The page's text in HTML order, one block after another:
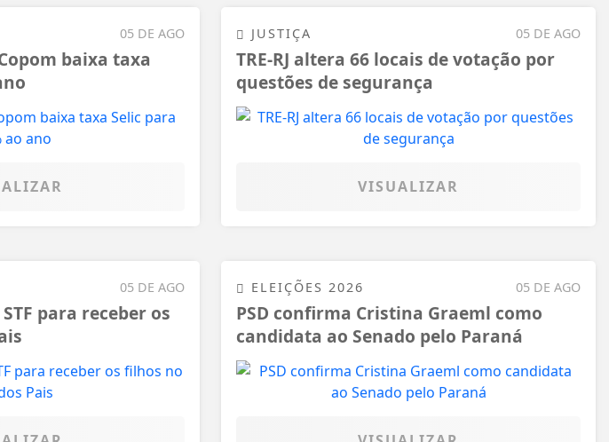
05 DE AGO
baixa taxa
05 DE AGO
JUSTIÇA
TRE-RJ altera 66 locais de votação por
questões de segurança
VISUALIZAR
05 DE AGO
para receber os
05 DE AGO
ELEIÇÕES 2026
PSD confirma Cristina Graeml como
candidata ao Senado pelo Paraná